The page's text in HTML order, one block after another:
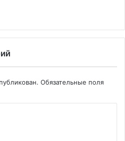
Обязательные поля